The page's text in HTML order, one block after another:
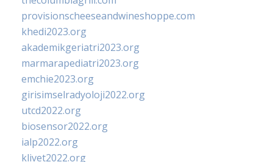
provisionscheeseandwineshoppe.com
khedi2023.org
akademikgeriatri2023.org
marmarapediatri2023.org
emchie2023.org
girisimselradyoloji2022.org
utcd2022.org
biosensor2022.org
ialp2022.org
klivet2022.org